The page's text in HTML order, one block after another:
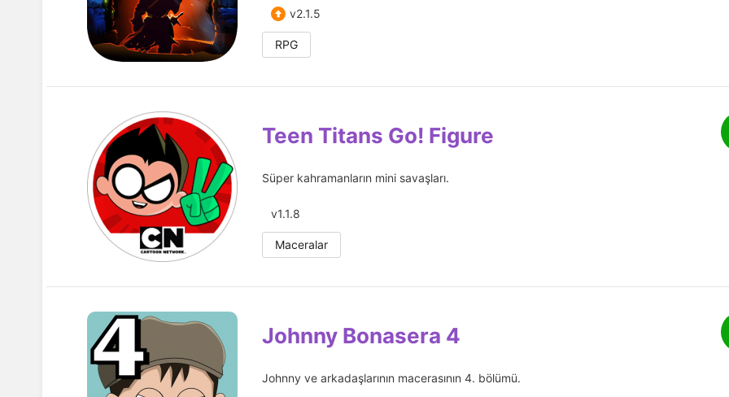
v2.1.5
RPG
Teen Titans Go! Figure
Süper kahramanların mini savaşları.
v1.1.8
Maceralar
Johnny Bonasera 4
Johnny ve arkadaşlarının macerasının 4. bölümü.